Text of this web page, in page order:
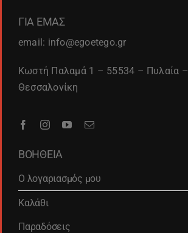
ΓΙΑ ΕΜΑΣ
email: info@egoetego.gr
Κωστή Παλαμά 1 – 55534 – Πυλαία –
Θεσσαλονίκη
ΒΟΗΘΕΙΑ
Ο λογαριασμός μου
Καλάθι
Παραδόσεις